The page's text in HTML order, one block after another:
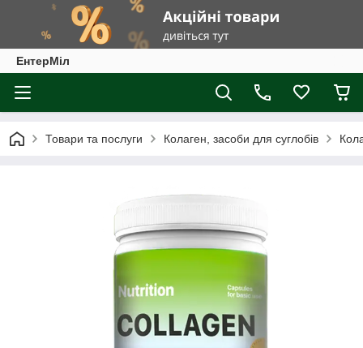
ЕнтерМіл
Товари та послуги Колаген, засоби для суглобів